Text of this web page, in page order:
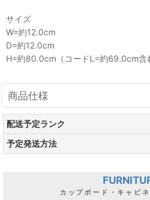
サイズ
W=約12.0cm
D=約12.0cm
H=約80.0cm（コードL=約69.0cm含
商品仕様
配送予定ランク
予定発送方法
カップボード・キャビ